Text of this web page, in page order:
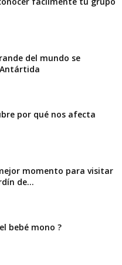
del mundo se
por qué nos afecta
momento para visitar
de...
bebé mono ?